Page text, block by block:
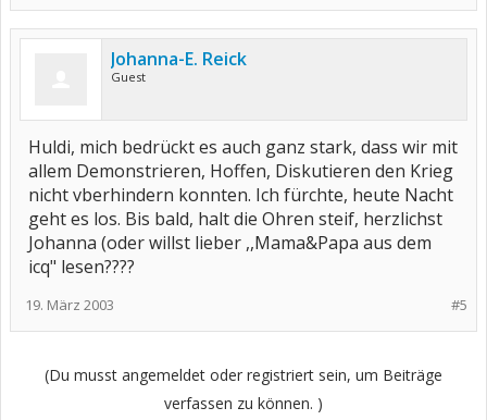
Johanna-E. Reick
Guest
Huldi, mich bedrückt es auch ganz stark, dass wir mit
allem Demonstrieren, Hoffen, Diskutieren den Krieg
nicht vberhindern konnten. Ich fürchte, heute Nacht
geht es los. Bis bald, halt die Ohren steif, herzlichst
Johanna (oder willst lieber ,,Mama&Papa aus dem
icq" lesen????
#5
19. März 2003
(Du musst angemeldet oder registriert sein, um Beiträge
verfassen zu können. )